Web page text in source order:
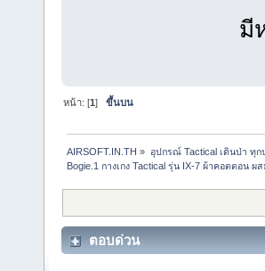
มี
หน้า: [1]ขึ้นบน
AIRSOFT.IN.TH » อุปกรณ์ Tactical เดินป่า ทุก
Bogie.1 กางเกง Tactical รุ่น IX-7 ผ้าคอตตอน
ตอบด่วน